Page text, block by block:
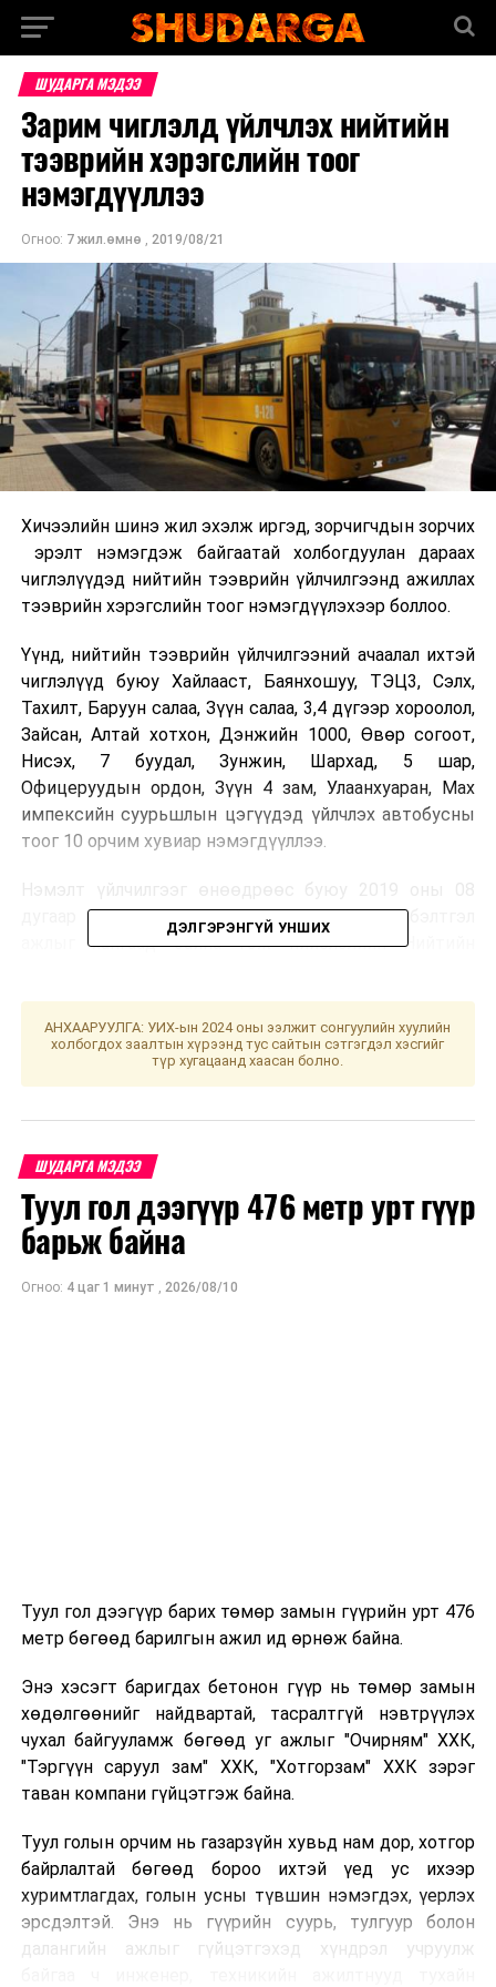
ШУДАРГА МЭДЭЭ
Зарим чиглэлд үйлчлэх нийтийн
тээврийн хэрэгслийн тоог
нэмэгдүүллээ
Огноо: 7 жил.өмнө , 2019/08/21
Хичээлийн шинэ жил эхэлж иргэд, зорчигчдын зорчих
эрэлт нэмэгдэж байгаатай холбогдуулан дараах
чиглэлүүдэд нийтийн тээврийн үйлчилгээнд ажиллах
тээврийн хэрэгслийн тоог нэмэгдүүлэхээр боллоо.
Үүнд, нийтийн тээврийн үйлчилгээний ачаалал ихтэй
чиглэлүүд буюу Хайлааст, Баянхошуу, ТЭЦ3, Сэлх,
Тахилт, Баруун салаа, Зүүн салаа, 3,4 дүгээр хороолол,
Зайсан, Алтай хотхон, Дэнжийн 1000, Өвөр согоот,
Нисэх, 7 буудал, Зунжин, Шархад, 5 шар,
Офицеруудын ордон, Зүүн 4 зам, Улаанхуаран, Мах
импексийн суурьшлын цэгүүдэд үйлчлэх автобусны
тоог 10 орчим хувиар нэмэгдүүллээ.
дугаар сарын 20-ны өдрөөс эхлүүлэхээр бэлтгэл
ажлыг хангаад байна гэж нийслэлийн Нийтийн
УНШСАН: 8661
"ABU ROBOCON 2019 MONGOLIA" Олон улсын тэмцээн
“Үндэсний төв цэнгэлдэх хүрээлэн” байгуулах
төслийн уралдаанд 24295 иргэн саналаа өгчээ
ДЭЛГЭРЭНГҮЙ УНШИХ
АНХААРУУЛГА: УИХ-ын 2024 оны ээлжит сонгуулийн хуулийн
холбогдох заалтын хүрээнд тус сайтын сэтгэгдэл хэсгийг
түр хугацаанд хаасан болно.
ШУДАРГА МЭДЭЭ
Туул гол дээгүүр 476 метр урт гүүр
барьж байна
Огноо: 4 цаг 1 минут , 2026/08/10
Туул гол дээгүүр барих төмөр замын гүүрийн урт 476
метр бөгөөд барилгын ажил ид өрнөж байна.
Энэ хэсэгт баригдах бетонон гүүр нь төмөр замын
хөдөлгөөнийг найдвартай, тасралтгүй нэвтрүүлэх
чухал байгууламж бөгөөд уг ажлыг "Очирням" ХХК,
"Тэргүүн саруул зам" ХХК, "Хотгорзам" ХХК зэрэг
таван компани гүйцэтгэж байна.
Туул голын орчим нь газарзүйн хувьд нам дор, хотгор
байрлалтай бөгөөд бороо ихтэй үед ус ихээр
хуримтлагдах, голын усны түвшин нэмэгдэх, үерлэх
эрсдэлтэй. Энэ нь гүүрийн суурь, тулгуур болон
далангийн ажлыг гүйцэтгэхэд хүндрэл учруулж